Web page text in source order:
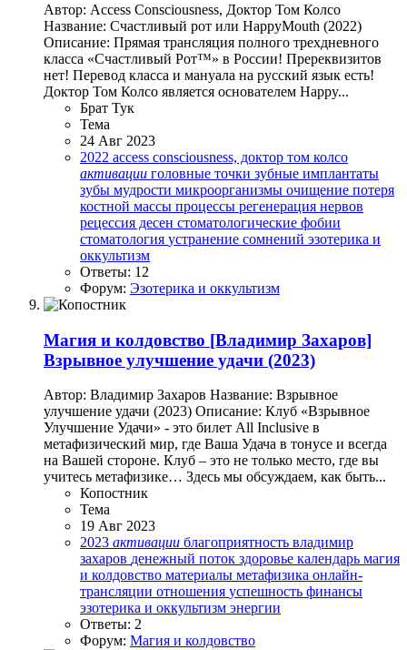
Автор: Access Consciousness, Доктор Том Колсо
Название: Счастливый рот или HappyMouth (2022)
Описание: Прямая трансляция полного трехдневного
класса «Счастливый Рот™» в России! Пререквизитов
нет! Перевод класса и мануала на русский язык есть!
Доктор Том Колсо является основателем Happy...
Брат Тук
Тема
24 Авг 2023
2022 access consciousness, доктор том колсо
активации головные точки зубные имплантаты
зубы мудрости микроорганизмы очищение потеря
костной массы процессы регенерация нервов
рецессия десен стоматологические фобии
стоматология устранение сомнений эзотерика и
оккультизм
Ответы: 12
Форум: Эзотерика и оккультизм
Магия и колдовство [Владимир Захаров]
Взрывное улучшение удачи (2023)
Автор: Владимир Захаров Название: Взрывное
улучшение удачи (2023) Описание: Клуб «Взрывное
Улучшение Удачи» - это билет All Inclusive в
метафизический мир, где Ваша Удача в тонусе и всегда
на Вашей стороне. Клуб – это не только место, где вы
учитесь метафизике… Здесь мы обсуждаем, как быть...
Копостник
Тема
19 Авг 2023
2023 активации благоприятность владимир
захаров денежный поток здоровье календарь магия
и колдовство материалы метафизика онлайн-
трансляции отношения успешность финансы
эзотерика и оккультизм энергии
Ответы: 2
Форум: Магия и колдовство